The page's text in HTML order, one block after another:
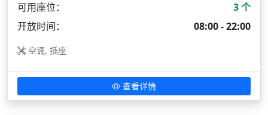
可用座位：
3 个
开放时间：
08:00 - 22:00
空调, 插座
查看详情